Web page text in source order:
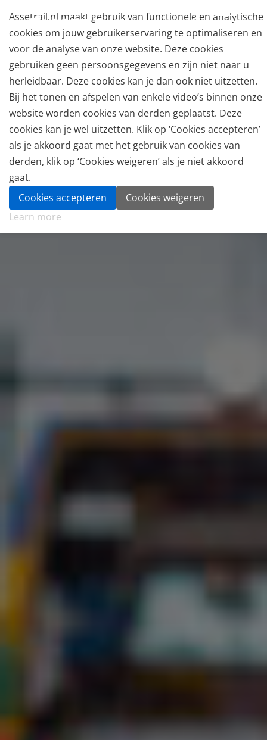
Assetrail.nl maakt gebruik van functionele en analytische
cookies om jouw gebruikerservaring te optimaliseren en
voor de analyse van onze website. Deze cookies
gebruiken geen persoonsgegevens en zijn niet naar u
herleidbaar. Deze cookies kan je dan ook niet uitzetten.
Bij het tonen en afspelen van enkele video’s binnen onze
website worden cookies van derden geplaatst. Deze
cookies kan je wel uitzetten. Klik op ‘Cookies accepteren’
als je akkoord gaat met het gebruik van cookies van
derden, klik op ‘Cookies weigeren’ als je niet akkoord
gaat.
Cookies accepteren
Cookies weigeren
Learn more